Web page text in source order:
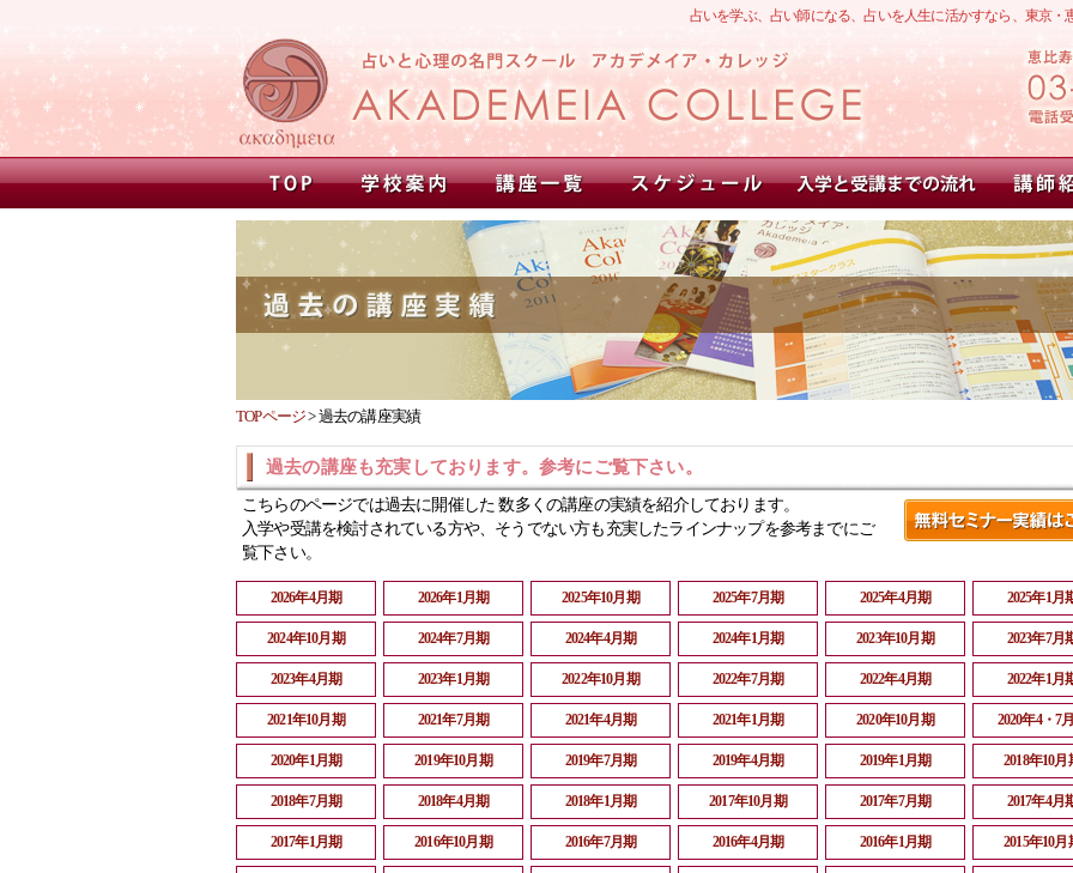
占いを学ぶ、占い師になる、占いを人生に活かすなら、東京
TOPページ>過去の講座実績
過去の講座も充実しております。参考にご覧下さい。
こちらのページでは過去に開催した 数多くの講座の実績を紹介しております。
入学や受講を検討されている方や、そうでない方も充実したラインナップを参考までにご
覧下さい。
2026年4月期 2026年1月期 2025年10月期 2025年7月期 2025年4月期 2025年1月
2024年10月期 2024年7月期 2024年4月期 2024年1月期 2023年10月期 2023年7月
2023年4月期 2023年1月期 2022年10月期 2022年7月期 2022年4月期 2022年1月
2021年10月期 2021年7月期 2021年4月期 2021年1月期 2020年10月期 2020年4・7
2020年1月期 2019年10月期 2019年7月期 2019年4月期 2019年1月期 2018年10月
2018年7月期 2018年4月期 2018年1月期 2017年10月期 2017年7月期 2017年4月
2017年1月期 2016年10月期 2016年7月期 2016年4月期 2016年1月期 2015年10月